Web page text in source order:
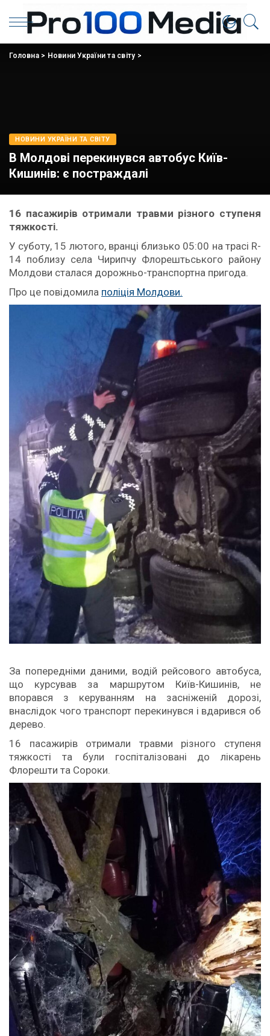
Головна> Новини України та світу>
НОВИНИ УКРАЇНИ ТА СВІТУ
В Молдові перекинувся автобус Київ-
Кишинів: є постраждалі
16 пасажирів отримали травми різного ступеня
тяжкості.
У суботу, 15 лютого, вранці близько 05:00 на трасі R-
14 поблизу села Чирипчу Флорештьського району
Молдови сталася дорожньо-транспортна пригода.
Про це повідомила поліція Молдови.
За попередніми даними, водій рейсового автобуса,
що курсував за маршрутом Київ-Кишинів, не
впорався з керуванням на засніженій дорозі,
внаслідок чого транспорт перекинувся і вдарився об
дерево.
16 пасажирів отримали травми різного ступеня
тяжкості та були госпіталізовані до лікарень
Флорешти та Сороки.